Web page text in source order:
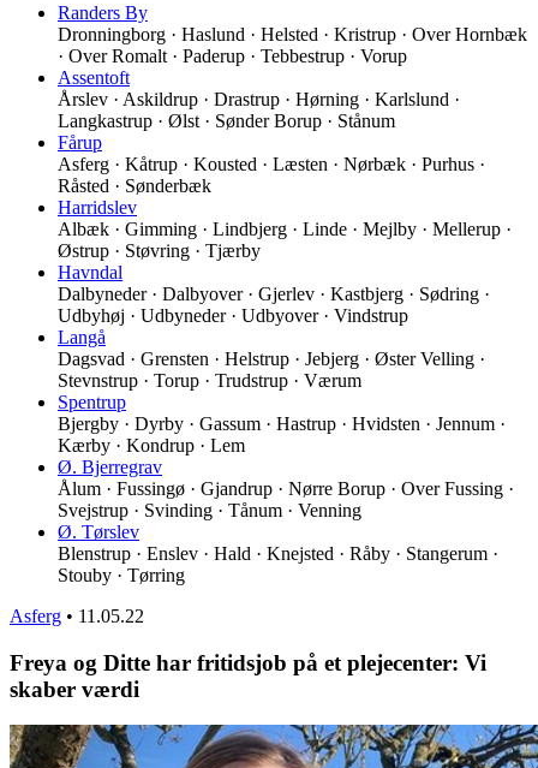
Randers By
Dronningborg · Haslund · Helsted · Kristrup · Over Hornbæk
· Over Romalt · Paderup · Tebbestrup · Vorup
Assentoft
Årslev · Askildrup · Drastrup · Hørning · Karlslund ·
Langkastrup · Ølst · Sønder Borup · Stånum
Fårup
Asferg · Kåtrup · Kousted · Læsten · Nørbæk · Purhus ·
Råsted · Sønderbæk
Harridslev
Albæk · Gimming · Lindbjerg · Linde · Mejlby · Mellerup ·
Østrup · Støvring · Tjærby
Havndal
Dalbyneder · Dalbyover · Gjerlev · Kastbjerg · Sødring ·
Udbyhøj · Udbyneder · Udbyover · Vindstrup
Langå
Dagsvad · Grensten · Helstrup · Jebjerg · Øster Velling ·
Stevnstrup · Torup · Trudstrup · Værum
Spentrup
Bjergby · Dyrby · Gassum · Hastrup · Hvidsten · Jennum ·
Kærby · Kondrup · Lem
Ø. Bjerregrav
Ålum · Fussingø · Gjandrup · Nørre Borup · Over Fussing ·
Svejstrup · Svinding · Tånum · Venning
Ø. Tørslev
Blenstrup · Enslev · Hald · Knejsted · Råby · Stangerum ·
Stouby · Tørring
Asferg • 11.05.22
Freya og Ditte har fritidsjob på et plejecenter: Vi
skaber værdi